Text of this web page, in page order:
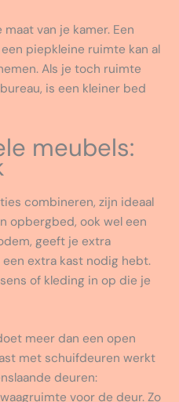
van je kamer. Een
piepkleine ruimte kan al
Als je toch ruimte
is een kleiner bed
meubels:
combineren, zijn ideaal
opbergbed, ook wel een
geeft je extra
extra kast nodig hebt.
of kleding in op die je
meer dan een open
met schuifdeuren werkt
deuren:
voor de deur. Zo